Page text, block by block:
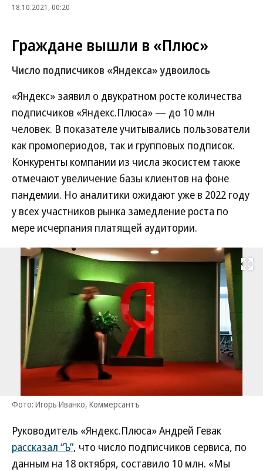
18.10.2021, 00:20
Граждане вышли в «Плюс»
Число подписчиков «Яндекса» удвоилось
«Яндекс» заявил о двукратном росте количества
подписчиков «Яндекс.Плюса» — до 10 млн
человек. В показателе учитывались пользователи
как промопериодов, так и групповых подписок.
Конкуренты компании из числа экосистем также
отмечают увеличение базы клиентов на фоне
пандемии. Но аналитики ожидают уже в 2022 году
у всех участников рынка замедление роста по
мере исчерпания платящей аудитории.
Развернуть
Фото: Игорь Иванко, Коммерсантъ
Руководитель «Яндекс.Плюса» Андрей Гевак
рассказал “Ъ”, что число подписчиков сервиса, по
данным на 18 октября, составило 10 млн. «Мы